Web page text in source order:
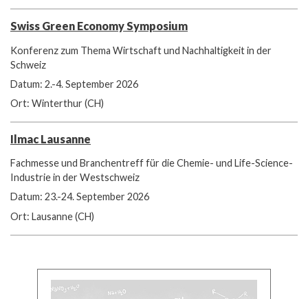
Swiss Green Economy Symposium
Konferenz zum Thema Wirtschaft und Nachhaltigkeit in der
Schweiz
Datum: 2.-4. September 2026
Ort: Winterthur (CH)
Ilmac Lausanne
Fachmesse und Branchentreff für die Chemie- und Life-Science-
Industrie in der Westschweiz
Datum: 23.-24. September 2026
Ort: Lausanne (CH)